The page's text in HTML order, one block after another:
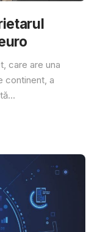
care are una
continent, a